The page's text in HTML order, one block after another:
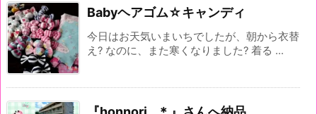
Babyヘアゴム☆キャンディ
今日はお天気いまいちでしたが、朝から衣替
え? なのに、また寒くなりました? 着る ...